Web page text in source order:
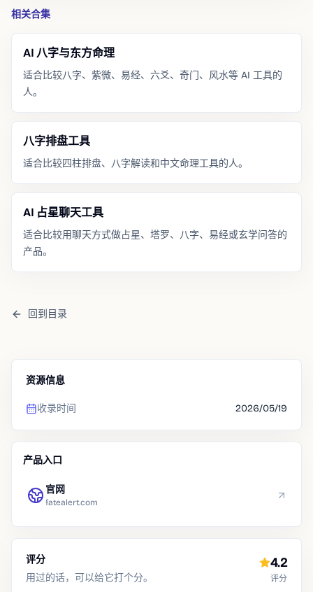
相关合集
AI 八字与东方命理
适合比较八字、紫微、易经、六爻、奇门、风水等 AI 工具的
人。
八字排盘工具
适合比较四柱排盘、八字解读和中文命理工具的人。
AI 占星聊天工具
适合比较用聊天方式做占星、塔罗、八字、易经或玄学问答的
产品。
回到目录
资源信息
收录时间 2026/05/19
产品入口
官网
fatealert.com
评分
用过的话，可以给它打个分。
4.2
评分